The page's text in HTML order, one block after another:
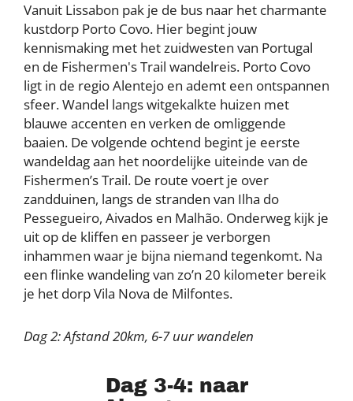
Vanuit Lissabon pak je de bus naar het charmante
kustdorp Porto Covo. Hier begint jouw
kennismaking met het zuidwesten van Portugal
en de Fishermen's Trail wandelreis. Porto Covo
ligt in de regio Alentejo en ademt een ontspannen
sfeer. Wandel langs witgekalkte huizen met
blauwe accenten en verken de omliggende
baaien. De volgende ochtend begint je eerste
wandeldag aan het noordelijke uiteinde van de
Fishermen’s Trail. De route voert je over
zandduinen, langs de stranden van Ilha do
Pessegueiro, Aivados en Malhão. Onderweg kijk je
uit op de kliffen en passeer je verborgen
inhammen waar je bijna niemand tegenkomt. Na
een flinke wandeling van zo’n 20 kilometer bereik
je het dorp Vila Nova de Milfontes.
Dag 2: Afstand 20km, 6-7 uur wandelen
Dag 3-4: naar